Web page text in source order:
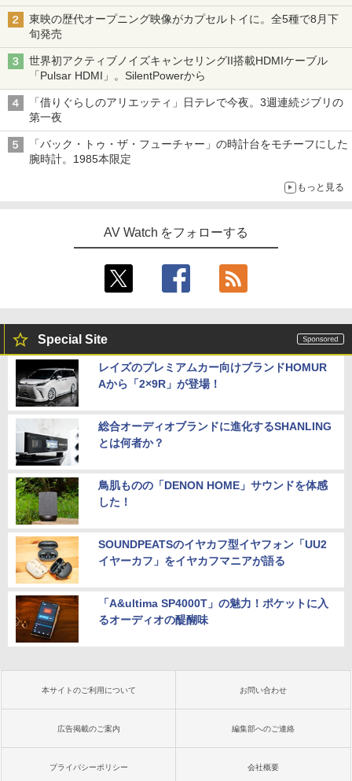
東映の歴代オープニング映像がカプセルトイに。全5種で8月下
旬発売
世界初アクティブノイズキャンセリングII搭載HDMIケーブル
「Pulsar HDMI」。SilentPowerから
「借りぐらしのアリエッティ」日テレで今夜。3週連続ジブリの
第一夜
「バック・トゥ・ザ・フューチャー」の時計台をモチーフにした
腕時計。1985本限定
もっと見る
AV Watch をフォローする
Special Site
レイズのプレミアムカー向けブランドHOMUR
Aから「2×9R」が登場！
総合オーディオブランドに進化するSHANLING
とは何者か？
鳥肌ものの「DENON HOME」サウンドを体感
した！
SOUNDPEATSのイヤカフ型イヤフォン「UU2
イヤーカフ」をイヤカフマニアが語る
「A&ultima SP4000T」の魅力！ポケットに入
るオーディオの醍醐味
本サイトのご利用について お問い合わせ
広告掲載のご案内 編集部へのご連絡
プライバシーポリシー 会社概要